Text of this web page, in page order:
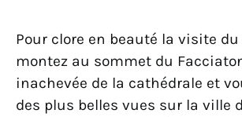
Pour clore en beauté la visite du
montez au sommet du
inachevée de la cathédrale et
des plus belles vues sur la ville